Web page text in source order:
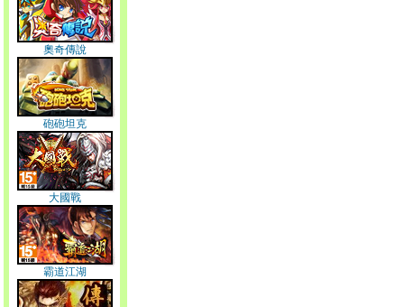
奧奇傳說
砲砲坦克
大國戰
霸道江湖